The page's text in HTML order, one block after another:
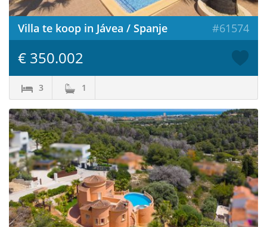
Villa te koop in Jávea / Spanje #61574
€ 350.002
3 1